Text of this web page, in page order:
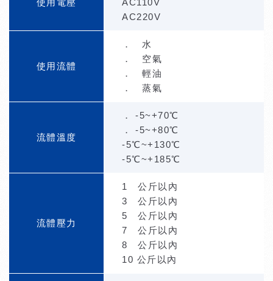
使用電壓
AC110V
AC220V
使用流體
． 水
． 空氣
． 輕油
． 蒸氣
流體溫度
． -5~+70℃
． -5~+80℃
-5℃~+130℃
-5℃~+185℃
流體壓力
1 公斤以內
3 公斤以內
5 公斤以內
7 公斤以內
8 公斤以內
10 公斤以內